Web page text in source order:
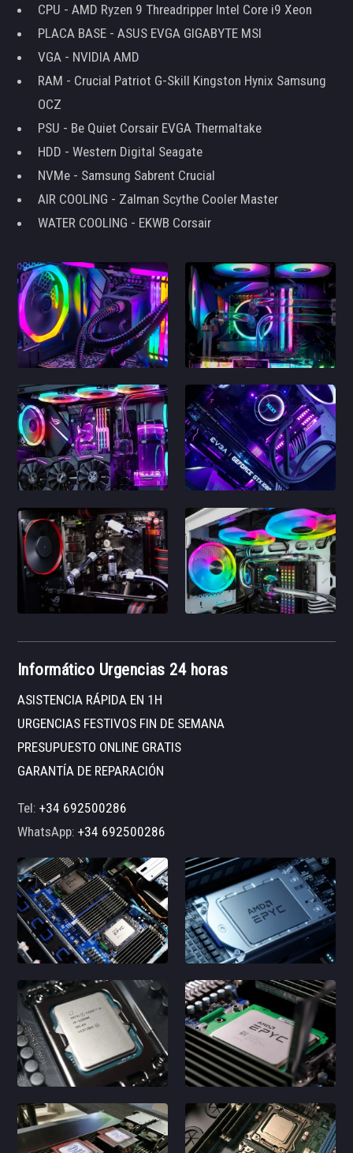
CPU - AMD Ryzen 9 Threadripper Intel Core i9 Xeon
PLACA BASE - ASUS EVGA GIGABYTE MSI
VGA - NVIDIA AMD
RAM - Crucial Patriot G-Skill Kingston Hynix Samsung
OCZ
PSU - Be Quiet Corsair EVGA Thermaltake
HDD - Western Digital Seagate
NVMe - Samsung Sabrent Crucial
AIR COOLING - Zalman Scythe Cooler Master
WATER COOLING - EKWB Corsair
Informático Urgencias 24 horas
ASISTENCIA RÁPIDA EN 1H
URGENCIAS FESTIVOS FIN DE SEMANA
PRESUPUESTO ONLINE GRATIS
GARANTÍA DE REPARACIÓN
Tel:+34 692500286
WhatsApp:+34 692500286